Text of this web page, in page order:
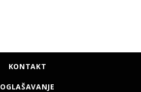
KONTAKT
OGLAŠAVANJE